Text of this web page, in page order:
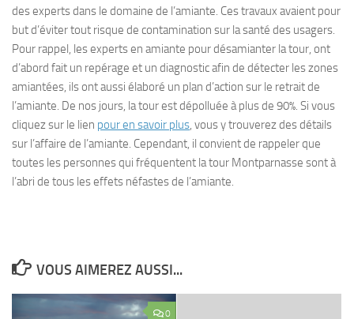
des experts dans le domaine de l’amiante. Ces travaux avaient pour
but d’éviter tout risque de contamination sur la santé des usagers.
Pour rappel, les experts en amiante pour désamianter la tour, ont
d’abord fait un repérage et un diagnostic afin de détecter les zones
amiantées, ils ont aussi élaboré un plan d’action sur le retrait de
l’amiante. De nos jours, la tour est dépolluée à plus de 90%. Si vous
cliquez sur le lien pour en savoir plus, vous y trouverez des détails
sur l’affaire de l’amiante. Cependant, il convient de rappeler que
toutes les personnes qui fréquentent la tour Montparnasse sont à
l’abri de tous les effets néfastes de l’amiante.
VOUS AIMEREZ AUSSI...
0